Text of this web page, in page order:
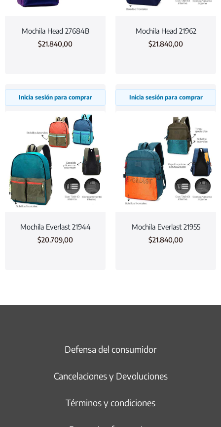
Mochila Head 27684B
$21.840,00
Mochila Head 21962
$21.840,00
Inicia sesión para comprar
Mochila Everlast 21944
$20.709,00
Inicia sesión para comprar
Mochila Everlast 21955
$21.840,00
Defensa del consumidor
Cancelaciones y Devoluciones
Términos y condiciones